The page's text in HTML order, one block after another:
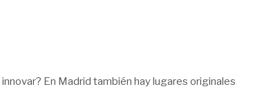
En Madrid también hay lugares originales